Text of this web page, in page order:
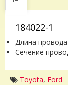
184022-1
Длина
Сечение
Toyota, Ford